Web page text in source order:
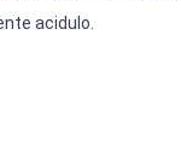
acidulo.